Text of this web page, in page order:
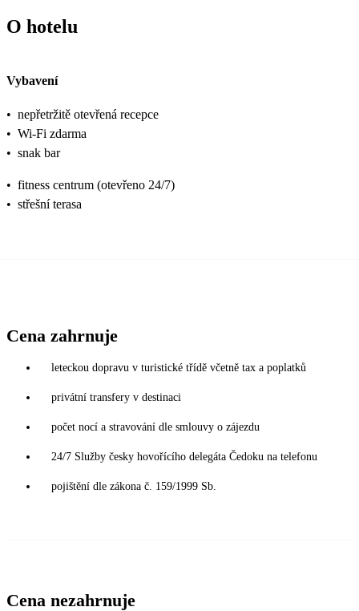
O hotelu
Vybavení
• nepřetržitě otevřená recepce
• Wi-Fi zdarma
• snak bar
• fitness centrum (otevřeno 24/7)
• střešní terasa
Cena zahrnuje
leteckou dopravu v turistické třídě včetně tax a poplatků
privátní transfery v destinaci
počet nocí a stravování dle smlouvy o zájezdu
24/7 Služby česky hovořícího delegáta Čedoku na telefonu
pojištění dle zákona č. 159/1999 Sb.
Cena nezahrnuje